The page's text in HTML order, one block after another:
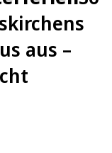
aus –